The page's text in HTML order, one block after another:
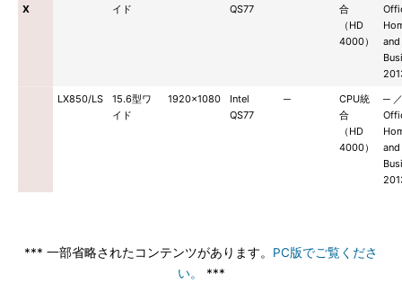
X
イド
QS77
合
（HD
4000）
and
LX850/LS
15.6型ワ
イド
1920×1080
Intel
QS77
─
CPU統
合
（HD
4000）
─ ／
and
*** 一部省略されたコンテンツがあります。 PC版でご覧くださ
い。
***